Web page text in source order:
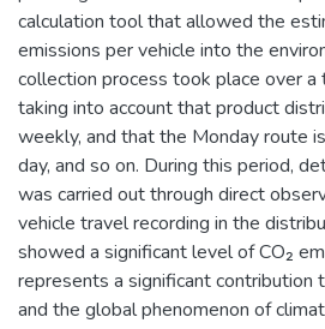
calculation tool that allowed the
emissions per vehicle into the
collection process took place over a
taking into account that product
weekly, and that the Monday route
day, and so on. During this period,
was carried out through direct
vehicle travel recording in the
showed a significant level of CO₂
represents a significant contribution
and the global phenomenon of